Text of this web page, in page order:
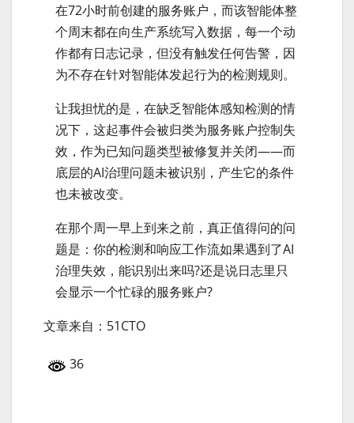
在72小时前创建的服务账户，而该智能体整
个周末都在向生产系统写入数据，每一个动
作都有日志记录，但没有触发任何告警，因
为不存在针对智能体发起行为的检测规则。
让我担忧的是，在缺乏智能体感知检测的情
况下，这起事件会被归类为服务账户控制失
效，作为已知问题类型被修复并关闭——而
底层的AI治理问题未被识别，产生它的条件
也未被改变。
在那个周一早上到来之前，真正值得问的问
题是：你的检测和响应工作流如果遇到了AI
治理失效，能识别出来吗?还是说日志里只
会显示一个忙碌的服务账户?
文章来自：51CTO
36